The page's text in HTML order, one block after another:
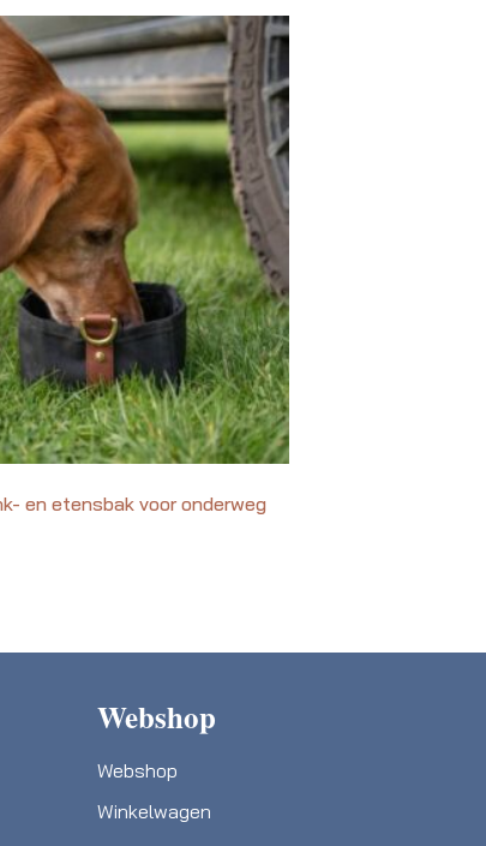
en etensbak voor onderweg
Webshop
Webshop
Winkelwagen